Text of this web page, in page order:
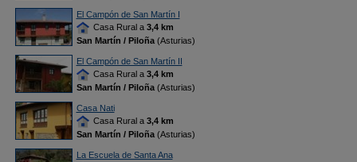
El Campón de San Martín I
Casa Rural a 3,4 km
San Martín / Piloña(Asturias)
El Campón de San Martín II
Casa Rural a 3,4 km
San Martín / Piloña(Asturias)
Casa Nati
Casa Rural a 3,4 km
San Martín / Piloña(Asturias)
La Escuela de Santa Ana